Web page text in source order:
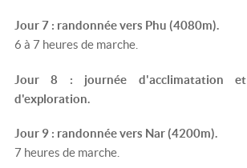
Jour 7 : randonnée vers Phu (4080m).
6 à 7 heures de marche.
Jour 8 : journée d'acclimatation et
d'exploration.
Jour 9 : randonnée vers Nar (4200m).
7 heures de marche.